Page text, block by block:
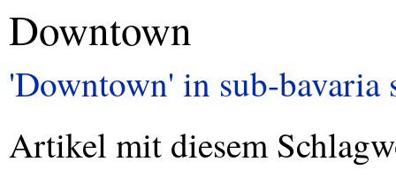
Downtown
'Downtown' in sub-bavaria
Artikel mit diesem